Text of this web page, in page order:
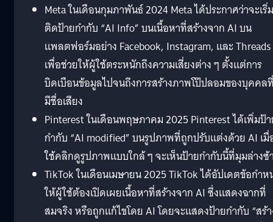
Meta ในเดือนกุมภาพันธ์ 2024 Meta ได้ประกาศว่าจะเริ่ม
ติดป้ายกำกับ “AI Info” บนเนื้อหาที่สร้างจาก AI บน
แพลตฟอร์มอย่าง Facebook, Instagram, และ Threads
เพื่อช่วยให้ผู้ใช้ตระหนักถึงความเสี่ยงต่าง ๆ ตั้งแต่การ
บิดเบือนข้อมูลไปจนถึงการสร้างภาพโป๊ปลอมของบุคคล
มีชื่อเสียง
Pinterest ในเดือนพฤษภาคม 2025 Pinterest ได้เพิ่มป้
กำกับ “AI modified” บนรูปภาพที่ถูกปรับแต่งด้วย AI เ
ใช้คลิกดูรูปภาพแบบใกล้ ๆ จะเห็นป้ายกำกับนี้ที่มุมล่างซ้
TikTok ในเดือนเมษายน 2025 TikTok ได้อัปเดตข้อกำ
ให้ผู้ใช้ต้องเปิดเผยเนื้อหาที่สร้างจาก AI ซึ่งแสดงฉากที่
สมจริง หรือถูกแก้ไขโดย AI โดยจะแสดงป้ายกำกับ “สร้